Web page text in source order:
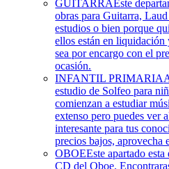
GUITARRAEste
obras para Guitarra,
estudios o bien porque
ellos están en liquidación
sea por encargo con el
ocasión.
INFANTIL PRIMARIA
estudio de Solfeo para
comienzan a estudiar
extenso pero puedes ver
interesante para tus
precios bajos, aprovecha
OBOEEste apartado
CD del Oboe.